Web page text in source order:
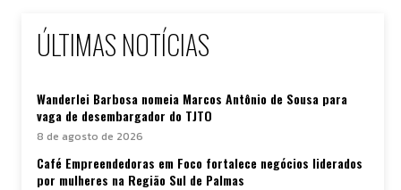
ÚLTIMAS NOTÍCIAS
Wanderlei Barbosa nomeia Marcos Antônio de Sousa para
vaga de desembargador do TJTO
8 de agosto de 2026
Café Empreendedoras em Foco fortalece negócios liderados
por mulheres na Região Sul de Palmas